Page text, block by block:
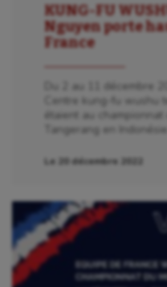
KUNG-FU
Nguyen porte
France
Du 2 au 11 décembre
Centre kung-fu wushu
étaient au
Tangerang en
Le 20 décembre 2022